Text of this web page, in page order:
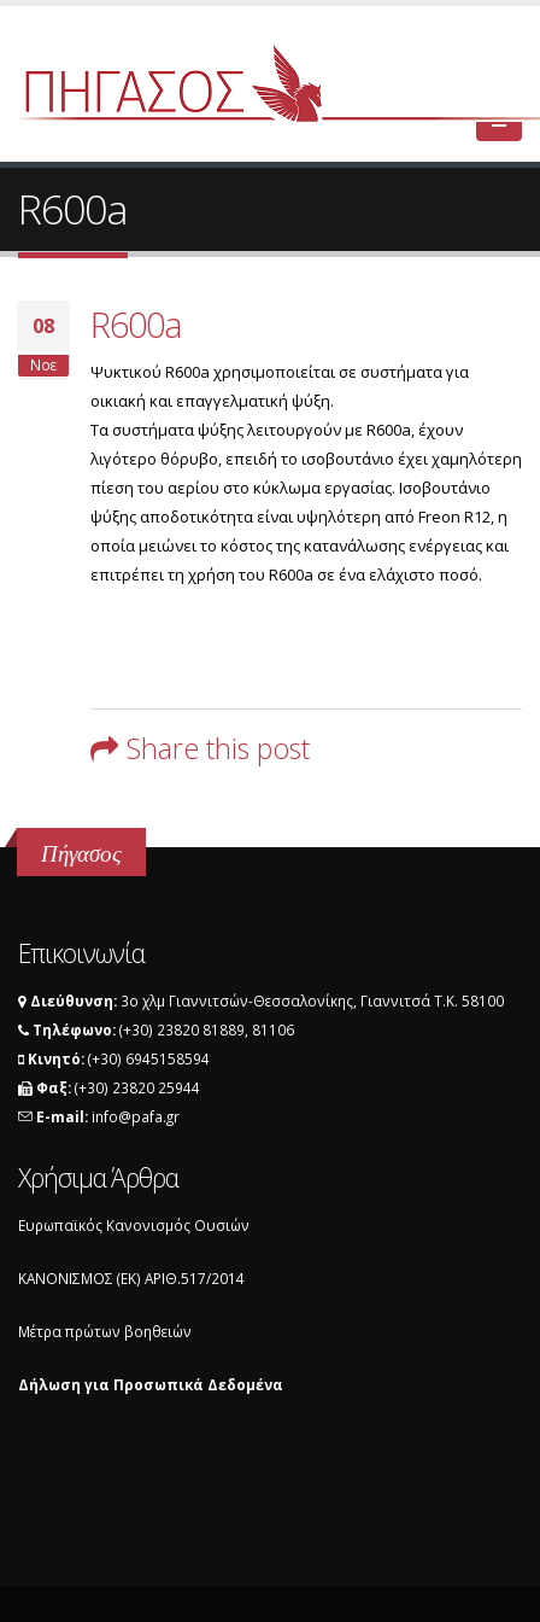
R600a
08
Νοε
R600a
Ψυκτικού R600a χρησιμοποιείται σε συστήματα για
οικιακή και επαγγελματική ψύξη.
Τα συστήματα ψύξης λειτουργούν με R600a, έχουν
λιγότερο θόρυβο, επειδή το ισοβουτάνιο έχει χαμηλότερη
πίεση του αερίου στο κύκλωμα εργασίας. Ισοβουτάνιο
ψύξης αποδοτικότητα είναι υψηλότερη από Freon R12, η
οποία μειώνει το κόστος της κατανάλωσης ενέργειας και
επιτρέπει τη χρήση του R600a σε ένα ελάχιστο ποσό.
Share this post
Πήγασος
Επικοινωνία
Διεύθυνση: 3ο χλμ Γιαννιτσών-Θεσσαλονίκης, Γιαννιτσά T.K. 58100
Τηλέφωνο:(+30) 23820 81889, 81106
Κινητό:(+30) 6945158594
Φαξ:(+30) 23820 25944
E-mail: info@pafa.gr
Χρήσιμα Άρθρα
Ευρωπαϊκός Κανονισμός Ουσιών
ΚΑΝΟΝΙΣΜΟΣ (ΕΚ) ΑΡΙΘ.517/2014
Μέτρα πρώτων βοηθειών
Δήλωση για Προσωπικά Δεδομένα